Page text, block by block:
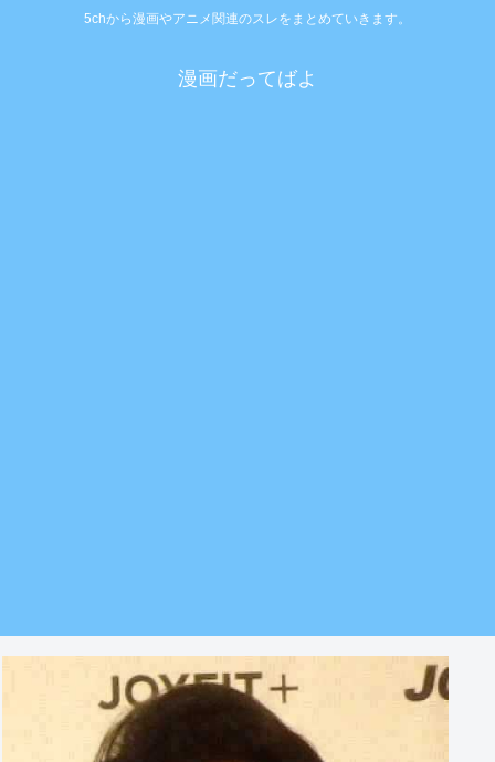
5chから漫画やアニメ関連のスレをまとめていきます。
漫画だってばよ